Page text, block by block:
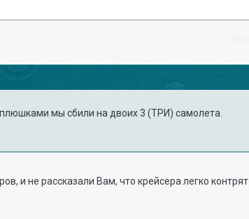
мы сбили на двоих 3 (ТРИ) самолета.
и не рассказали Вам, что крейсера легко контрят